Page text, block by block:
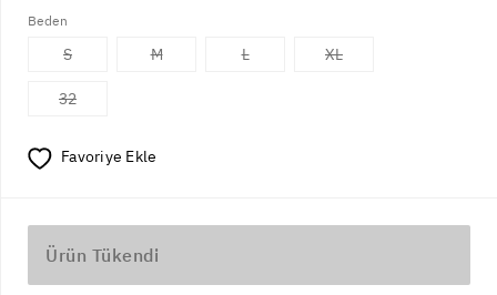
Beden
S M L XL
32
Favoriye Ekle
Ürün Tükendi